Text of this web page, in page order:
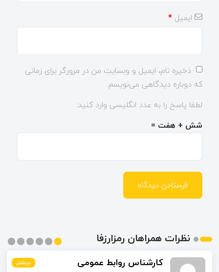
ایمیل *
ذخیره نام، ایمیل و وبسایت من در مرورگر برای زمانی
که دوباره دیدگاهی می‌نویسم.
لطفا پاسخ را به عدد انگلیسی وارد کنید:
شش + هفت =
نظرات همراهان رمزارزفا
بیشتر اسماعیل زاده بیشتر
بیشتر
بیشتر
بیشتر
بیشتر